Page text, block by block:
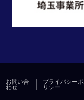
お問い合
わせ
プライバシーポ
リシー